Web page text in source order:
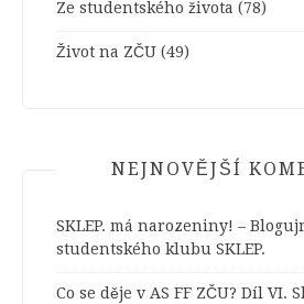
Ze studentského života (78)
Život na ZČU (49)
NEJNOVĚJŠÍ
SKLEP. má narozeniny! –
studentského klubu SKLEP.
Co se děje v AS FF ZČU? Díl VI.